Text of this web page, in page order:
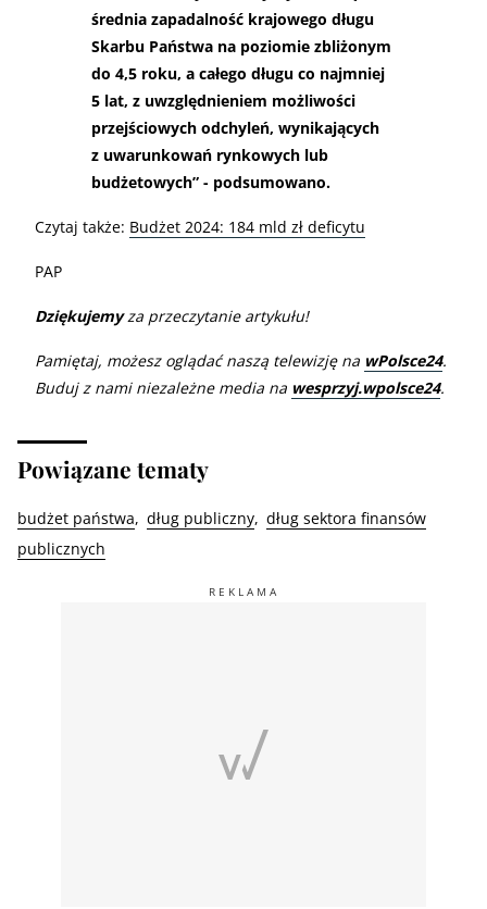
średnia zapadalność krajowego długu
Skarbu Państwa na poziomie zbliżonym
do 4,5 roku, a całego długu co najmniej
5 lat, z uwzględnieniem możliwości
przejściowych odchyleń, wynikających
z uwarunkowań rynkowych lub
budżetowych” - podsumowano.
Czytaj także: Budżet 2024: 184 mld zł deficytu
PAP
Dziękujemyza przeczytanie artykułu!
Pamiętaj, możesz oglądać naszą telewizję na wPolsce24.
Buduj z nami niezależne media na wesprzyj.wpolsce24.
Powiązane tematy
budżet państwa dług publiczny dług sektora finansów
publicznych